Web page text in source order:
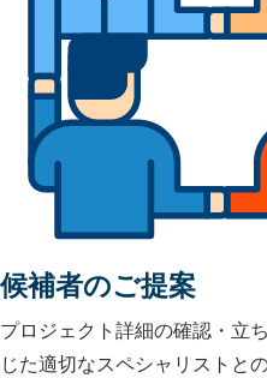
候補者のご提案
プロジェクト詳細の確認・立
じた適切なスペシャリストと